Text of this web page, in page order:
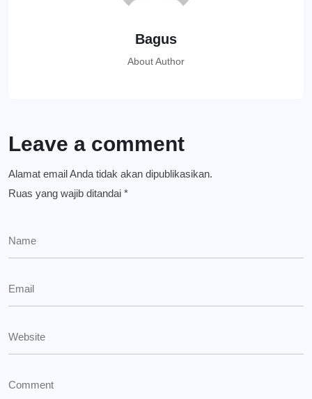
Bagus
About Author
Leave a comment
Alamat email Anda tidak akan dipublikasikan.
Ruas yang wajib ditandai *